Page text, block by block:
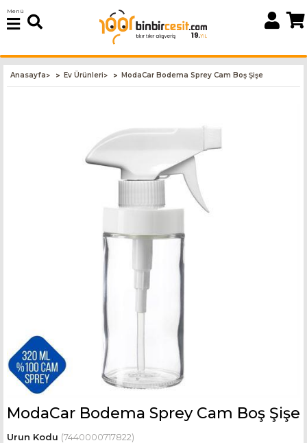
Menü
Anasayfa> Ev Ürünleri> ModaCar Bodema Sprey Cam Boş Şişe
ModaCar Bodema Sprey Cam Boş Şişe
(7440000717822)